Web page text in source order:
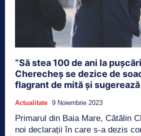
“Să stea 100 de ani la
Cherecheș se dezice de
flagrant de mită și
Actualitate 9 Noiembrie 2023
Primarul din Baia Mare, Cătălin
noi declarații în care s-a dezis